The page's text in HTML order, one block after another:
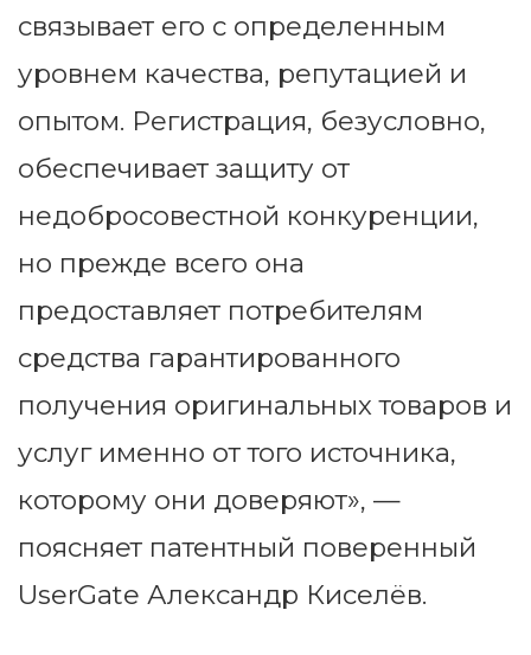
связывает его с определенным
уровнем качества, репутацией и
опытом. Регистрация, безусловно,
обеспечивает защиту от
недобросовестной конкуренции,
но прежде всего она
предоставляет потребителям
средства гарантированного
получения оригинальных товаров и
услуг именно от того источника,
которому они доверяют», —
поясняет патентный поверенный
UserGate Александр Киселёв.